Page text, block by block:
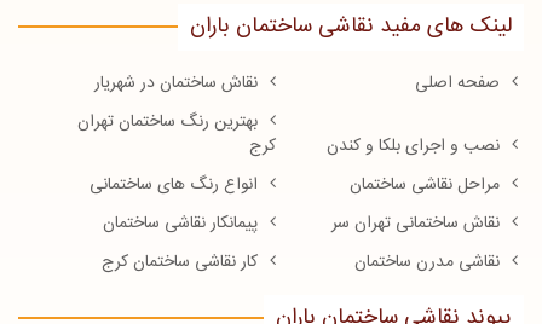
لینک های مفید نقاشی ساختمان باران
صفحه اصلی نقاش ساختمان در شهریار
نصب و اجرای بلکا و کندن
بهترین رنگ ساختمان تهران
کرج
مراحل نقاشی ساختمان
انواع رنگ های ساختمانی
نقاش ساختمانی تهران سر
پیمانکار نقاشی ساختمان
نقاشی مدرن ساختمان
کار نقاشی ساختمان کرج